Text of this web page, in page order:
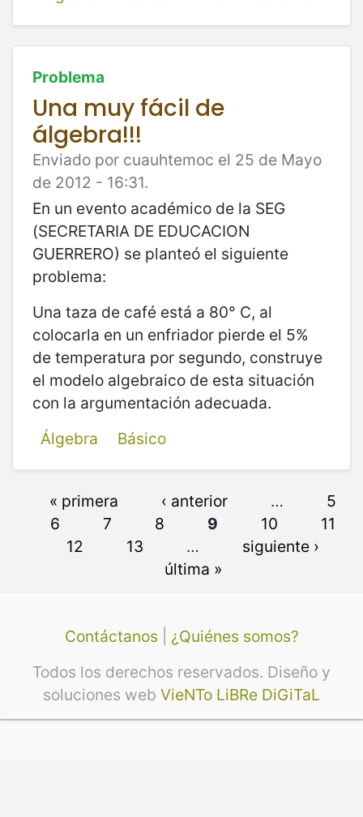
Problema
Una muy fácil de
álgebra!!!
Enviado por cuauhtemoc el 25 de Mayo
de 2012 - 16:31.
En un evento académico de la SEG
(SECRETARIA DE EDUCACION
GUERRERO) se planteó el siguiente
problema:
Una taza de café está a 80° C, al
colocarla en un enfriador pierde el 5%
de temperatura por segundo, construye
el modelo algebraico de esta situación
con la argumentación adecuada.
Álgebra
Básico
« primera ‹ anterior …
5
6
7 8 9 10
11
12
13 …
siguiente ›
última »
Contáctanos
¿Quiénes somos?
Todos los derechos reservados. Diseño y
soluciones web VieNTo LiBRe DiGiTaL